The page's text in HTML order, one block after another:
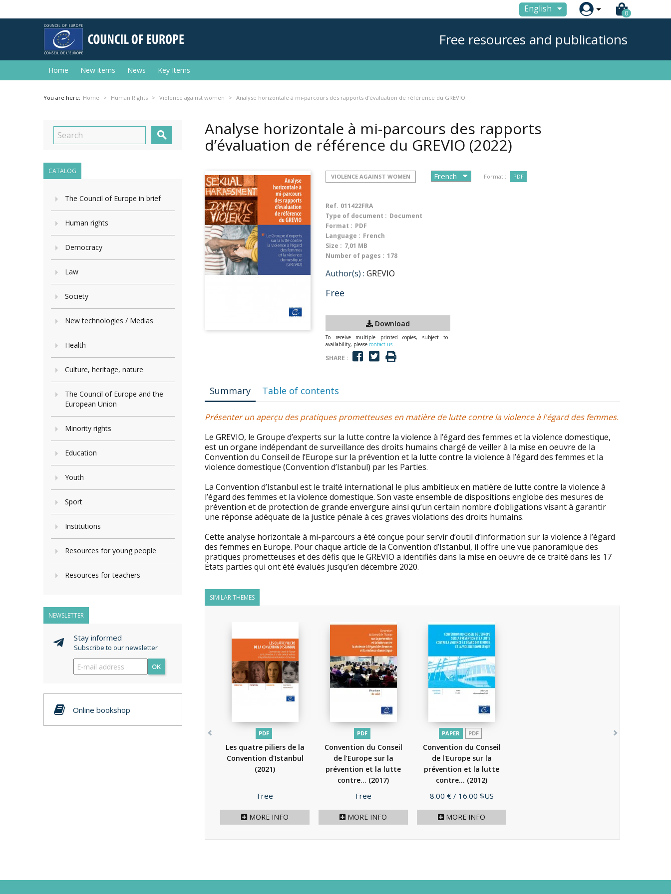
English  0
Free resources and publications
Home New items News Key Items
You are here: Home Human Rights Violence against women Analyse horizontale à mi-parcours des rapports d’évaluation de référence du GREVIO

CATALOG
The Council of Europe in brief
Human rights
Democracy
Law
Society
New technologies / Medias
Health
Culture, heritage, nature
The Council of Europe and the
European Union
Minority rights
Education
Youth
Sport
Institutions
Resources for young people
Resources for teachers
NEWSLETTER
Stay informed
Subscribe to our newsletter
OK
Online bookshop
Analyse horizontale à mi-parcours des rapports
d’évaluation de référence du GREVIO (2022)
VIOLENCE AGAINST WOMEN Format : PDF
Ref. 011422FRA
Type of document : Document
Format : PDF
Language : French
Size : 7,01 MB
Number of pages : 178
Author(s) : GREVIO
Free
Download
To receive multiple printed copies, subject to
availability, please contact us
SHARE :
Summary Table of contents
Présenter un aperçu des pratiques prometteuses en matière de lutte contre la violence à l'égard des femmes.
Le GREVIO, le Groupe d’experts sur la lutte contre la violence à l’égard des femmes et la violence domestique,
est un organe indépendant de surveillance des droits humains chargé de veiller à la mise en oeuvre de la
Convention du Conseil de l’Europe sur la prévention et la lutte contre la violence à l’égard des femmes et la
violence domestique (Convention d’Istanbul) par les Parties.
La Convention d’Istanbul est le traité international le plus ambitieux en matière de lutte contre la violence à
l’égard des femmes et la violence domestique. Son vaste ensemble de dispositions englobe des mesures de
prévention et de protection de grande envergure ainsi qu’un certain nombre d’obligations visant à garantir
une réponse adéquate de la justice pénale à ces graves violations des droits humains.
Cette analyse horizontale à mi-parcours a été conçue pour servir d’outil d’information sur la violence à l’égard
des femmes en Europe. Pour chaque article de la Convention d’Istanbul, il offre une vue panoramique des
pratiques prometteuses et des défis que le GREVIO a identifiés dans la mise en oeuvre de ce traité dans les 17
États parties qui ont été évalués jusqu’en décembre 2020.
SIMILAR THEMES
PDF
Les quatre piliers de la
Convention d'Istanbul
(2021)
Price
Free
MORE INFO
PDF
Convention du Conseil
de l’Europe sur la
prévention et la lutte
contre... (2017)
Price
Free
MORE INFO
PAPER PDF
Convention du Conseil
de l'Europe sur la
prévention et la lutte
contre... (2012)
Price
8.00 € / 16.00 $US
MORE INFO